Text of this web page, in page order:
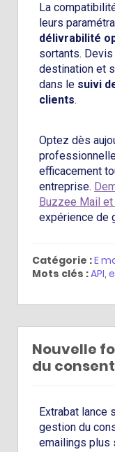
La
leurs
délivrabilité
sortants.
destination et
dans le suivi
clients.
Optez dès
efficacement
entreprise.
Buzzee Mail
expérience de
Catégorie :E
Mots clés :API,
Nouvelle
du
Extrabat lance
gestion du
emailings plus